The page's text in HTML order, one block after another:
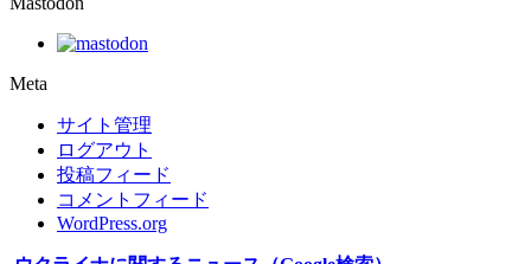
Meta
サイト管理
ログアウト
投稿フィード
コメントフィード
WordPress.org